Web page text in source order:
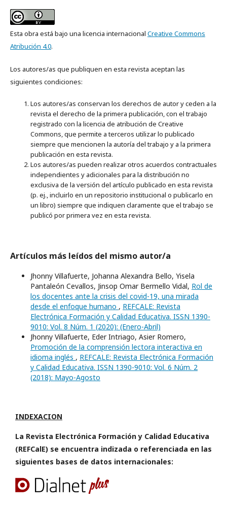
Esta obra está bajo una licencia internacional Creative Commons
Atribución 4.0.
Los autores/as que publiquen en esta revista aceptan las
siguientes condiciones:
Los autores/as conservan los derechos de autor y ceden a la
revista el derecho de la primera publicación, con el trabajo
registrado con la licencia de atribución de Creative
Commons, que permite a terceros utilizar lo publicado
siempre que mencionen la autoría del trabajo y a la primera
publicación en esta revista.
Los autores/as pueden realizar otros acuerdos contractuales
independientes y adicionales para la distribución no
exclusiva de la versión del artículo publicado en esta revista
(p. ej., incluirlo en un repositorio institucional o publicarlo en
un libro) siempre que indiquen claramente que el trabajo se
publicó por primera vez en esta revista.
Artículos más leídos del mismo autor/a
Jhonny Villafuerte, Johanna Alexandra Bello, Yisela
Pantaleón Cevallos, Jinsop Omar Bermello Vidal, Rol de
los docentes ante la crisis del covid-19, una mirada
desde el enfoque humano , REFCALE: Revista
Electrónica Formación y Calidad Educativa. ISSN 1390-
9010: Vol. 8 Núm. 1 (2020): (Enero-Abril)
Jhonny Villafuerte, Eder Intriago, Asier Romero,
Promoción de la comprensión lectora interactiva en
idioma inglés , REFCALE: Revista Electrónica Formación
y Calidad Educativa. ISSN 1390-9010: Vol. 6 Núm. 2
(2018): Mayo-Agosto
INDEXACION
La Revista Electrónica Formación y Calidad Educativa
(REFCalE) se encuentra indizada o referenciada en las
siguientes bases de datos internacionales: